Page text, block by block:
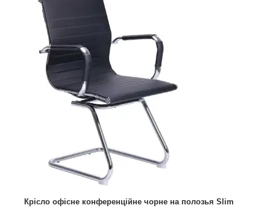
Крісло офісне конференційне чорне на полозья Slim